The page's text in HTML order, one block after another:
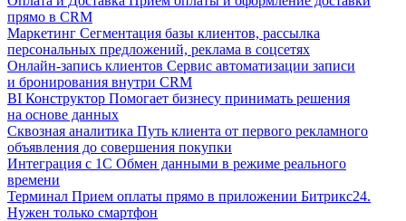
прямо в CRM
Маркетинг Сегментация базы клиентов, рассылка
персональных предложений, реклама в соцсетях
Онлайн-запись клиентов Сервис автоматизации записи
и бронирования внутри CRM
BI Конструктор Помогает бизнесу принимать решения
на основе данных
Сквозная аналитика Путь клиента от первого рекламного
объявления до совершения покупки
Интеграция с 1С Обмен данными в режиме реального
времени
Терминал Прием оплаты прямо в приложении Битрикс24.
Нужен только смартфон